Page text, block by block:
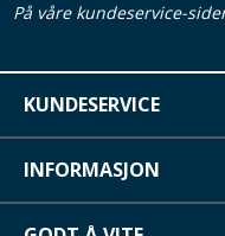
På våre kundeservice-
KUNDESERVICE
INFORMASJON